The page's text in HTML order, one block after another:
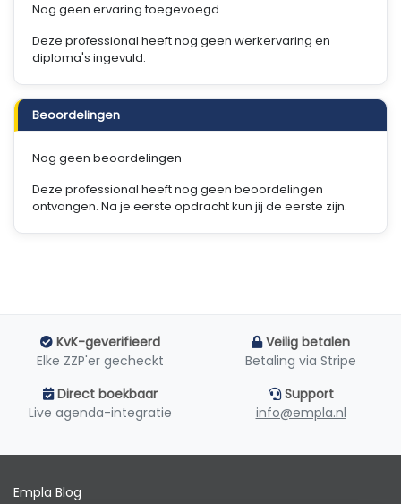
Nog geen ervaring toegevoegd
Deze professional heeft nog geen werkervaring en
diploma's ingevuld.
Beoordelingen
Nog geen beoordelingen
Deze professional heeft nog geen beoordelingen
ontvangen. Na je eerste opdracht kun jij de eerste zijn.
KvK-geverifieerd
Elke ZZP'er gecheckt
Veilig betalen
Betaling via Stripe
Direct boekbaar
Live agenda-integratie
Support
info@empla.nl
Empla Blog